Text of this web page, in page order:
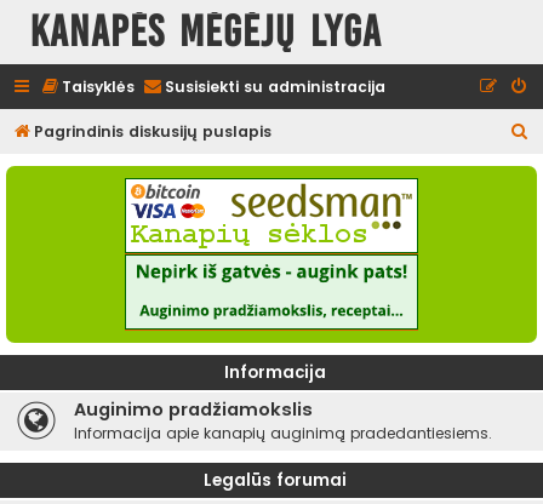
Kanapės mėgėjų lyga
Taisyklės Susisiekti su administracija
Pagrindinis diskusijų puslapis
e
Informacija
Auginimo pradžiamokslis
Informacija apie kanapių auginimą pradedantiesiems.
Legalūs forumai